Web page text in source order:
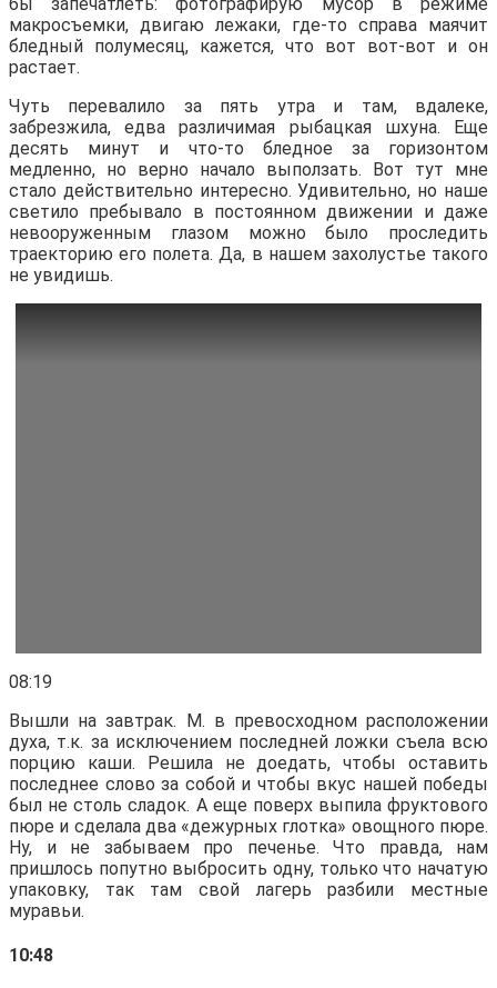
макросъемки, двигаю лежаки, где-то справа маячит
бледный полумесяц, кажется, что вот вот-вот и он
растает.
Чуть перевалило за пять утра и там, вдалеке,
забрезжила, едва различимая рыбацкая шхуна. Еще
десять минут и что-то бледное за горизонтом
медленно, но верно начало выползать. Вот тут мне
стало действительно интересно. Удивительно, но наше
светило пребывало в постоянном движении и даже
невооруженным глазом можно было проследить
траекторию его полета. Да, в нашем захолустье такого
не увидишь.
08:19
Вышли на завтрак. М. в превосходном расположении
духа, т.к. за исключением последней ложки съела всю
порцию каши. Решила не доедать, чтобы оставить
последнее слово за собой и чтобы вкус нашей победы
был не столь сладок. А еще поверх выпила фруктового
пюре и сделала два «дежурных глотка» овощного пюре.
Ну, и не забываем про печенье. Что правда, нам
пришлось попутно выбросить одну, только что начатую
упаковку, так там свой лагерь разбили местные
муравьи.
10:48